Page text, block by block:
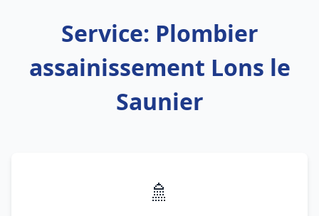
Service: Plombier
assainissement Lons le
Saunier
🚿